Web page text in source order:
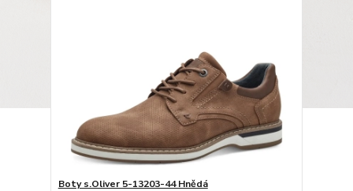
Boty s.Oliver 5-13203-44 Hnědá